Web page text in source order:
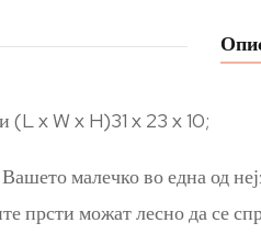
(L x W x H)31 x 23 x 10;
малечко во една од
прсти можат лесно да се